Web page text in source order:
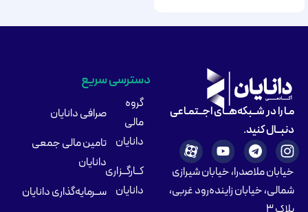
مـا را در شــبکه‌هــای اجــتمـاعی
دنبــال کنید.
خیابان ملاصدرا، خیابان شیرازی
شمالی، خیابان زاینده‌رود غربی،
دسترسی سریع
گروه
مالی
دانایان
کــارگــزاری
دانایان
صرافی دانایان
تامین مالی جمعی
دانایان
ســرمایه‌گذاری دانایان